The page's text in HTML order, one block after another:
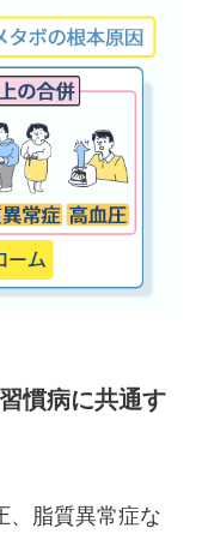
慣病に共通す
、脂質異常症な